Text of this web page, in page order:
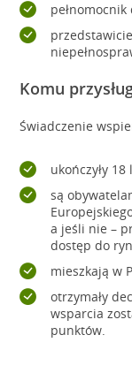
pełnomocnik
Komu
Świadczenie
ukończyły 18
są
a jeśli nie –
dostęp do
mieszkają w
otrzymały
wsparcia
punktów.